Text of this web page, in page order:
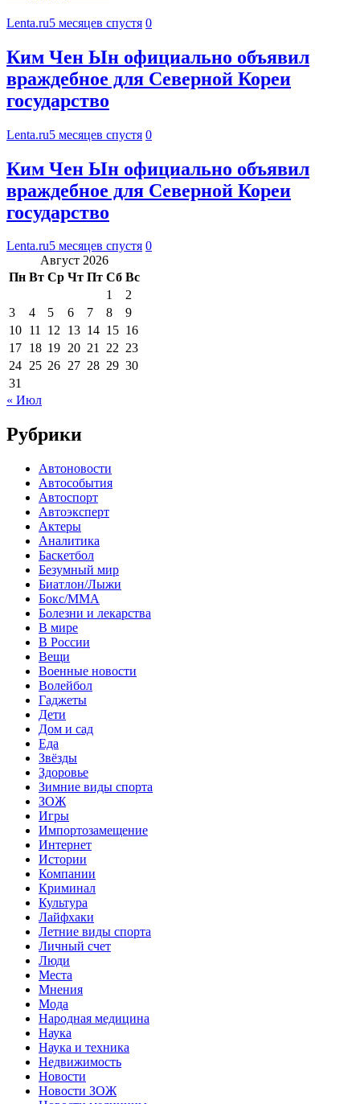
Lenta.ru5 месяцев спустя 0
Ким Чен Ын официально объявил
враждебное для Северной Кореи
государство
Lenta.ru5 месяцев спустя 0
Ким Чен Ын официально объявил
враждебное для Северной Кореи
государство
Lenta.ru5 месяцев спустя 0
Август 2026
Пн Вт Ср Чт Пт Сб Вс
1
2
3
4 5 6 7 8
9
10 11 12 13 14 15 16
17 18 19 20 21 22 23
24 25 26 27 28 29 30
31
« Июл
Рубрики
Автоновости
Автособытия
Автоспорт
Автоэксперт
Актеры
Аналитика
Баскетбол
Безумный мир
Биатлон/Лыжи
Бокс/MMA
Болезни и лекарства
В мире
В России
Вещи
Военные новости
Волейбол
Гаджеты
Дети
Дом и сад
Еда
Звёзды
Здоровье
Зимние виды спорта
ЗОЖ
Игры
Импортозамещение
Интернет
Истории
Компании
Криминал
Культура
Лайфхаки
Летние виды спорта
Личный счет
Люди
Места
Мнения
Мода
Народная медицина
Наука
Наука и техника
Недвижимость
Новости
Новости ЗОЖ